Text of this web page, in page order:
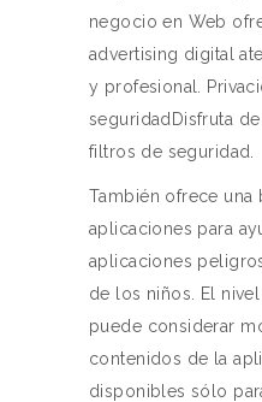
negocio en Web
advertising digital
y profesional.
seguridadDisfruta
filtros de seguridad.
También ofrece
aplicaciones para
aplicaciones
de los niños. El
puede considerar
contenidos de la
disponibles sólo